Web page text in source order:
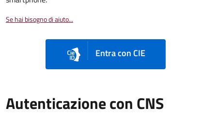
Se hai bisogno di aiuto...
Entra con CIE
Autenticazione con CNS